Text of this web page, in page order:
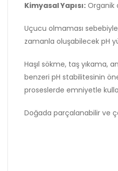
Kimyasal Yapısı: Organik
Uçucu olmaması
zamanla oluşabilecek pH
Haşıl sökme, taş yıkama,
benzeri pH stabilitesinin
proseslerde emniyetle
Doğada parçalanabilir ve